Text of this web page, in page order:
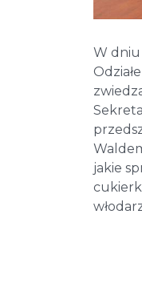
W dniu
jakie